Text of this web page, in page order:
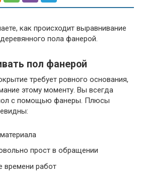
как происходит выравнивание
пола фанерой.
пол фанерой
требует ровного основания,
этому моменту. Вы всегда
с помощью фанеры. Плюсы
прост в обращении
времени работ